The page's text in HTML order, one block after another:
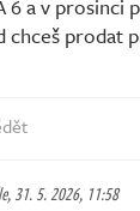
6 a v prosinci
chceš prodat
31. 5. 2026, 11:58